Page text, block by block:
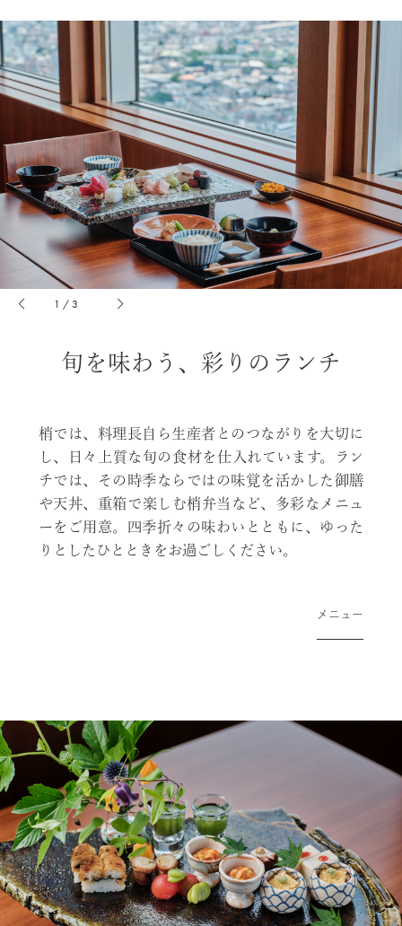
1 / 3
旬を味わう、彩りのランチ
梢では、料理長自ら生産者とのつながりを大切に
し、日々上質な旬の食材を仕入れています。ラン
チでは、その時季ならではの味覚を活かした御膳
や天丼、重箱で楽しむ梢弁当など、多彩なメニュ
ーをご用意。四季折々の味わいとともに、ゆった
りとしたひとときをお過ごしください。
メニュー